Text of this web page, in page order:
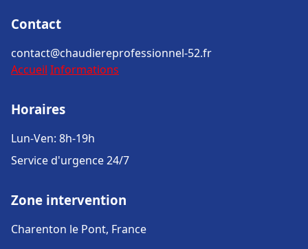
Contact
contact@chaudiereprofessionnel-52.fr
Accueil Informations
Horaires
Lun-Ven: 8h-19h
Service d'urgence 24/7
Zone intervention
Charenton le Pont, France